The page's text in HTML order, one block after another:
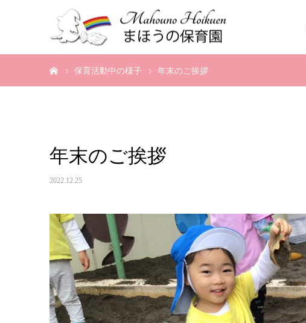
保育活動中の様子 年末のご挨拶
年末のご挨拶
2022.12.25